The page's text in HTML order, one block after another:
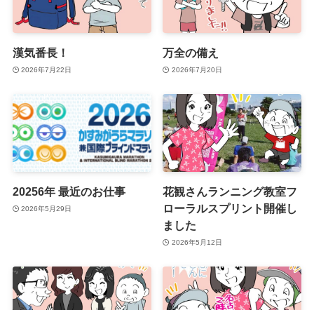
漢気番長！
2026年7月22日
万全の備え
2026年7月20日
20256年 最近のお仕事
2026年5月29日
花観さんランニング教室フ
ローラルスプリント開催し
ました
2026年5月12日